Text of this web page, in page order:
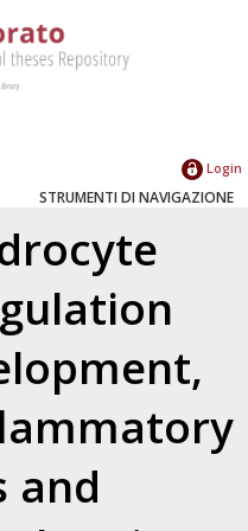
Login
STRUMENTI DI NAVIGAZIONE
and